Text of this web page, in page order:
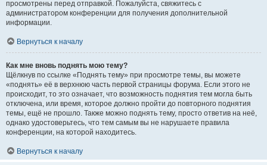
просмотрены перед отправкой. Пожалуйста, свяжитесь с
администратором конференции для получения дополнительной
информации.
Вернуться к началу
Как мне вновь поднять мою тему?
Щёлкнув по ссылке «Поднять тему» при просмотре темы, вы можете
«поднять» её в верхнюю часть первой страницы форума. Если этого не
происходит, то это означает, что возможность поднятия тем могла быть
отключена, или время, которое должно пройти до повторного поднятия
темы, ещё не прошло. Также можно поднять тему, просто ответив на неё,
однако удостоверьтесь, что тем самым вы не нарушаете правила
конференции, на которой находитесь.
Вернуться к началу